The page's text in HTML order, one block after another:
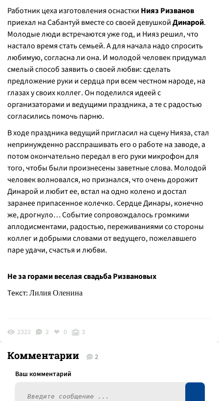
Работник цеха изготовления оснастки Нияз Ризванов
приехал на Сабантуй вместе со своей девушкойДинарой.
Молодые люди встречаются уже год, и Нияз решил, что
настало время стать семьей. А для начала надо спросить
любимую, согласна ли она. И молодой человек придумал
смелый способ заявить о своей любви: сделать
предложение руки и сердца при всем честном народе, на
глазах у своих коллег. Он поделился идеей с
организаторами и ведущими праздника, а те с радостью
согласились помочь парню.
В ходе праздника ведущий пригласил на сцену Нияза, стал
непринужденно расспрашивать его о работе на заводе, а
потом окончательно передал в его руки микрофон для
того, чтобы были произнесены заветные слова. Молодой
человек волновался, но признался, что очень дорожит
Динарой и любит ее, встал на одно колено и достал
заранее припасенное колечко. Сердце Динары, конечно
же, дрогнуло… Событие сопровождалось громкими
аплодисментами, радостью, переживаниями со стороны
коллег и добрыми словами от ведущего, пожелавшего
паре удачи, счастья и любви.
Не за горами веселая свадьба Ризвановых
Текст: Лилия Оленина
2322 2 0 3
Комментарии 2